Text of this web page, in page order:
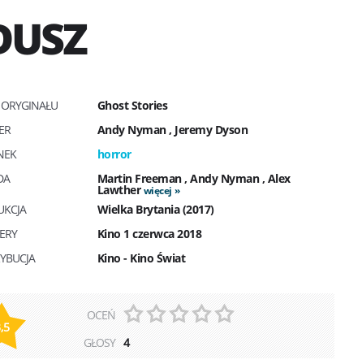
Ghost Stories
Andy Nyman, Jeremy Dyson
horror
Martin Freeman, Andy Nyman , Alex
Lawther więcej
Wielka Brytania (2017)
Kino 1 czerwca 2018
Kino - Kino Świat
OCEŃ
GŁOSY 4